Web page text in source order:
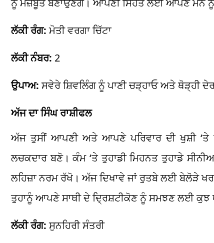
ਲੱਕੀ ਰੰਗ:ਮੋਤੀ ਵਰਗਾ ਚਿੱਟਾ
ਲੱਕੀ ਨੰਬਰ: 2
ਉਪਾਅ:ਸਵੇਰੇ ਸ਼ਿਵਲਿੰਗ ਨੂੰ ਪਾਣੀ ਚੜ੍ਹਾਓ ਅਤੇ ਥੋੜ੍ਹੀ
ਅੱਜ ਦਾ ਸਿੰਘ ਰਾਸ਼ੀਫਲ
ਅੱਜ ਤੁਸੀਂ ਆਪਣੀ ਅਤੇ ਆਪਣੇ ਪਰਿਵਾਰ ਦੀ ਖੁਸ਼ੀ
ਲਚਕਦਾਰ ਬਣੋ। ਕੰਮ ‘ਤੇ ਤੁਹਾਡੀ ਮਿਹਨਤ ਤੁਹਾਡੇ
ਲਹਿਜ਼ਾ ਨਰਮ ਰੱਖੋ। ਅੱਜ ਦਿਖਾਵੇ ਜਾਂ ਰੁਤਬੇ ਲਈ ਬੇਲੋੜੇ
ਤੁਹਾਨੂੰ ਆਪਣੇ ਸਾਥੀ ਦੇ ਦ੍ਰਿਸ਼ਟੀਕੋਣ ਨੂੰ ਸਮਝਣ ਲਈ ਕੁਝ
ਲੱਕੀ ਰੰਗ:ਸੁਨਹਿਰੀ ਸੰਤਰੀ